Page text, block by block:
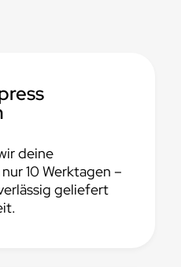
deine
10 Werktagen –
geliefert